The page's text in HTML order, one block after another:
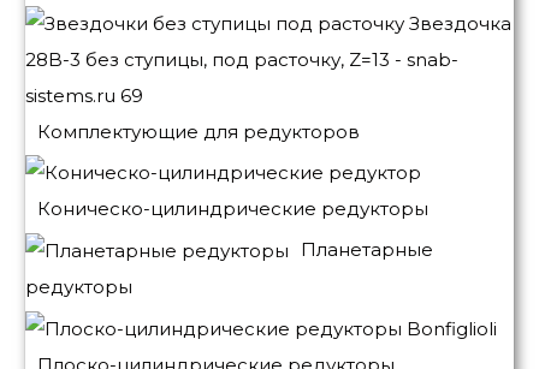
Комплектующие для редукторов
Коническо-цилиндрические редукторы
Планетарные
редукторы